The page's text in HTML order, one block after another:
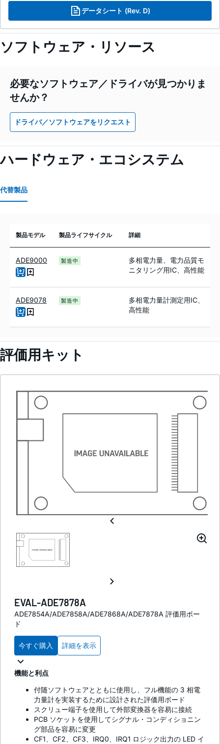
データシート (Rev. D)
ソフトウェア・リソース
必要なソフトウェア／ドライバが見つかりま
せんか？
ドライバ／ソフトウェアをリクエスト
ハードウェア・エコシステム
代替製品
製品モデル 製品ライフサイクル 詳細
ADE9000 製造中
多相電力量、電力品質モ
ニタリング用IC、高性能
ADE9078 製造中
多相電力量計測定用IC、
高性能
評価用キット
EVAL-ADE7878A
ADE7854A/ADE7858A/ADE7868A/ADE7878A 評価用ボー
ド
今すぐ購入 詳細を表示
機能と利点
付随ソフトウェアとともに使用し、フル機能の 3 相電
力量計を実装するために設計された評価用ボード
スクリュー端子を使用して外部変換器を容易に接続
PCB ソケットを使用してシグナル・コンディショニン
グ部品を容易に変更
CF1、CF2、CF3、IRQ0、IRQ1 ロジック出力の LED イ